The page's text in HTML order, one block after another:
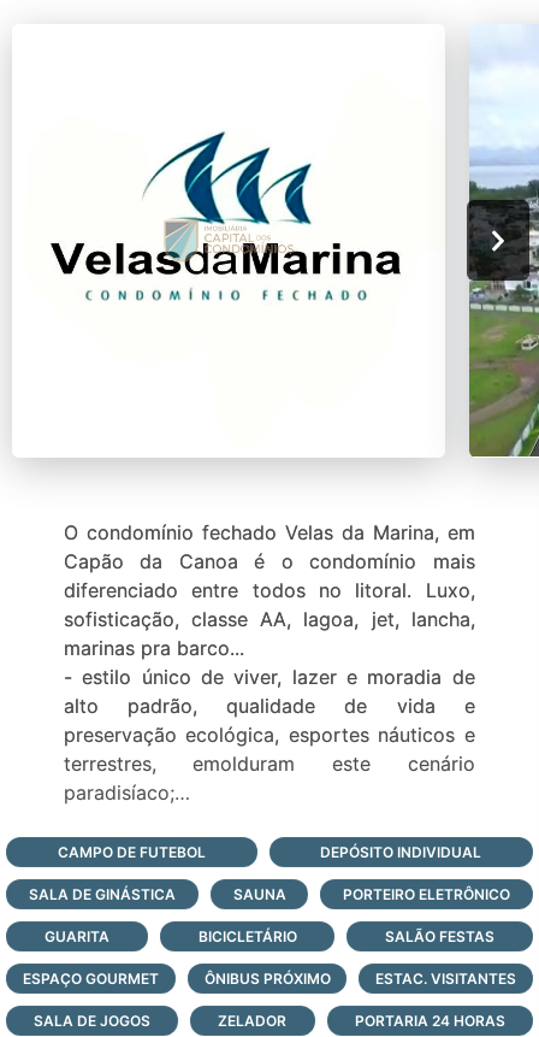
O condomínio fechado Velas da Marina, em
Capão da Canoa é o condomínio mais
diferenciado entre todos no litoral. Luxo,
sofisticação, classe AA, lagoa, jet, lancha,
marinas pra barco...
- estilo único de viver, lazer e moradia de
alto padrão, qualidade de vida e
preservação ecológica, esportes náuticos e
terrestres, emolduram este cenário
paradisíaco;
de áreas verdes;
- o Velas da Marina é um sofisticado
Empreendimento imobiliário a beira da lagoa
dos quadros junto a natureza e com duas
marinas exclusivas;
Veja todas as opções de lotes e casas à
venda no condomínio Velas da Marina, logo
CAMPO DE FUTEBOL DEPÓSITO INDIVIDUAL
SALA DE GINÁSTICA SAUNA PORTEIRO ELETRÔNICO
GUARITA BICICLETÁRIO SALÃO FESTAS
ESPAÇO GOURMET ÔNIBUS PRÓXIMO ESTAC. VISITANTES
SALA DE JOGOS ZELADOR PORTARIA 24 HORAS